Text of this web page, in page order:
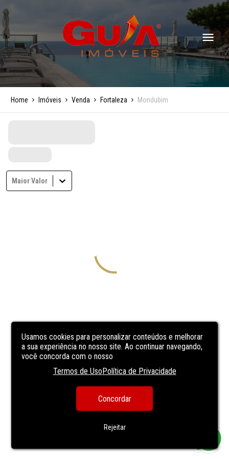
Usamos cookies para personalizar conteúdos e melhorar
a sua experiência no nosso site. Ao continuar navegando,
você concorda com o nosso
Termos de UsoPolítica de Privacidade
Concordar
Rejeitar
Home Imóveis Venda Fortaleza Mondubim
Maior Valor